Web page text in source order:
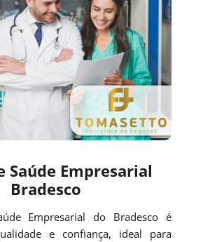
Saúde Empresarial
Bradesco
Empresarial do Bradesco é
e confiança, ideal para